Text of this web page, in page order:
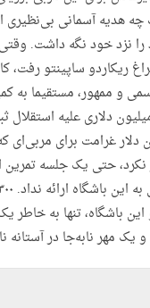
چه هدیه آسمانی بی‌نظیری
را نزد خود نگه داشت.
ریکاردو ساپینتو رفت،
و ممهور، مستقیما به
و شکایتی ۱.۲‌میلیون دلاری علیه
۱.۲ ‌میلیون دلار غرامت برای
نکرد، حتی یک جلسه تمرین
باشگاه، تنها به خاطر
مهر نابه‌جا در آستانه